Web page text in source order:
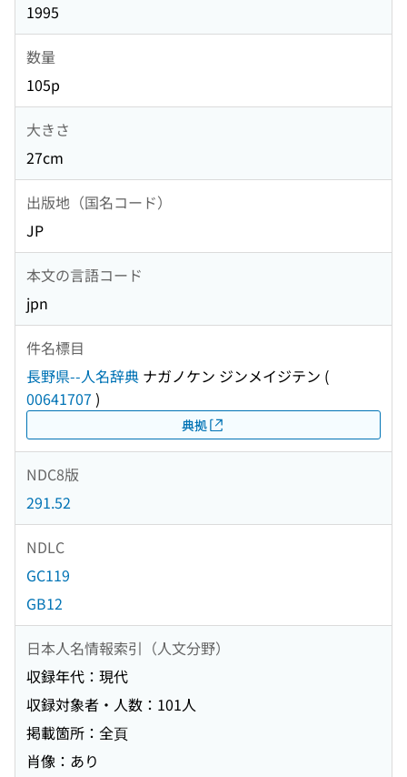
1995
数量
105p
大きさ
27cm
出版地（国名コード）
JP
本文の言語コード
jpn
件名標目
長野県--人名辞典 ナガノケン ジンメイジテン (
00641707 )
典拠
NDC8版
291.52
NDLC
GC119
GB12
日本人名情報索引（人文分野）
収録年代：現代
収録対象者・人数：101人
掲載箇所：全頁
肖像：あり